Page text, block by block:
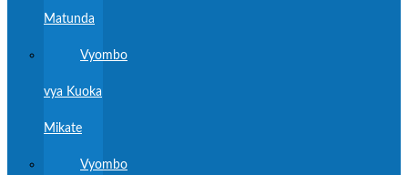
Matunda
Vyombo
vya Kuoka
Mikate
Vyombo